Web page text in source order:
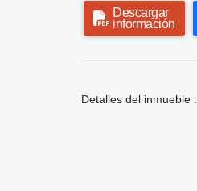
Descargar
información
Detalles del inmueble :